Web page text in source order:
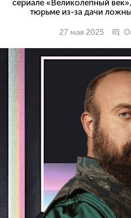
сериале «Великолепный
тюрьме из-за дачи
27 мая 2025